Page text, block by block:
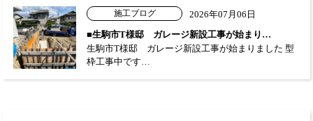
施工ブログ
2026年07月06日
■生駒市T様邸 ガレージ新設工事が始まり…
生駒市T様邸 ガレージ新設工事が始まりました 型
枠工事中です…